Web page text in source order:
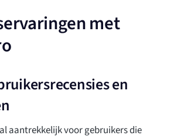
met
en
aantrekkelijk voor gebruikers die